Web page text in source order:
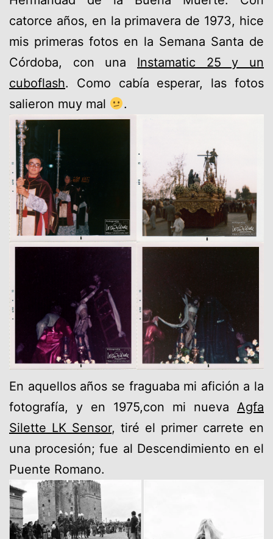
catorce años, en la primavera de 1973, hice
mis primeras fotos en la Semana Santa de
Córdoba, con una Instamatic 25 y un
cuboflash. Como cabía esperar, las fotos
salieron muy mal
.
En aquellos años se fraguaba mi afición a la
fotografía, y en 1975,con mi nueva Agfa
Silette LK Sensor, tiré el primer carrete en
una procesión; fue al Descendimiento en el
Puente Romano.